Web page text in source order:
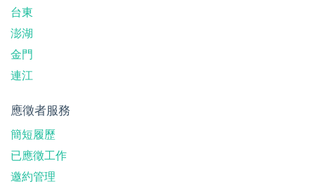
台東
澎湖
金門
連江
應徵者服務
簡短履歷
已應徵工作
邀約管理